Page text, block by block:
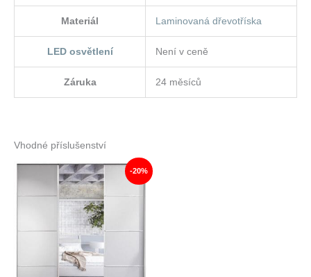
Materiál Laminovaná dřevotříska
LED osvětlení Není v ceně
Záruka 24 měsíců
Vhodné příslušenství
-20%